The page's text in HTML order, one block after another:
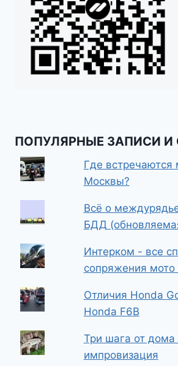
ПОПУЛЯРНЫЕ ЗАПИСИ И
Где встречаются
Москвы?
Всё о
БДД
Интерком - все
сопряжения мото
Отличия Honda
Honda F6B
Три шага от дома
импровизация